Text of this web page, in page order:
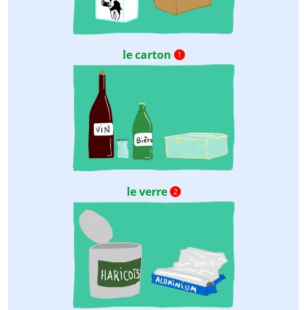
le carton 1
le verre 2